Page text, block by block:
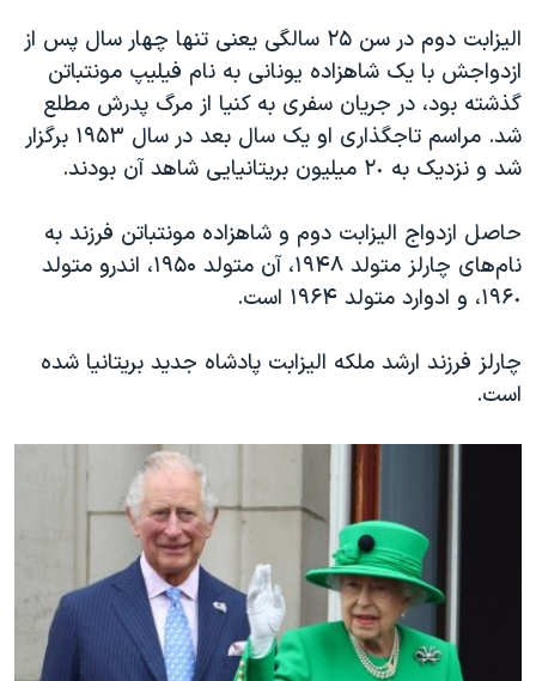
الیزابت دوم در سن ٢۵ سالگی یعنی تنها چهار سال پس از
ازدواجش با یک شاهزاده یونانی به نام فیلیپ مونتباتن
گذشته بود، در جریان سفری به کنیا از مرگ پدرش مطلع
شد. مراسم تاجگذاری او یک سال بعد در سال ۱۹۵٣ برگزار
شد و نزدیک به ٢٠ میلیون بریتانیایی شاهد آن بودند.
حاصل ازدواج الیزابت دوم و شاهزاده مونتباتن فرزند به
نام‌های چارلز متولد ۱۹۴۸، آن متولد ۱۹۵۰، اندرو متولد
۱۹۶٠، و ادوارد متولد ۱۹۶۴ است.
چارلز فرزند ارشد ملکه الیزابت پادشاه جدید بریتانیا شده
است.